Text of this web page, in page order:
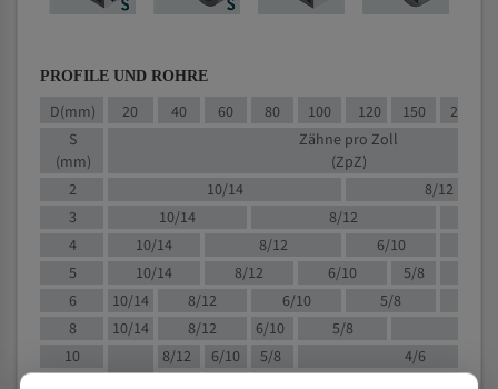
PROFILE UND ROHRE
D(mm) 20 40 60 80 100 120 150 200
S
(mm)
Zähne pro Zoll
(ZpZ)
2
10/14
8/12
3
10/14 8/12
4
10/14 8/12 6/10
5
10/14 8/12 6/10
5/8
6
10/14 8/12 6/10
5/8
8
10/14 8/12 6/10 5/8
10
8/12 6/10 5/8
4/6